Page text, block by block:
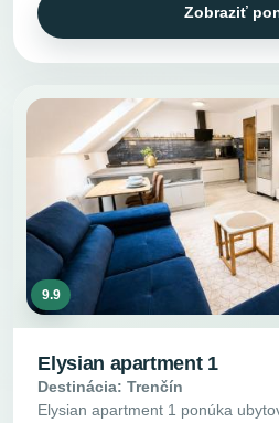
Zobraziť
9.9
Elysian apartment 1
Destinácia: Trenčín
Elysian apartment 1 ponúka